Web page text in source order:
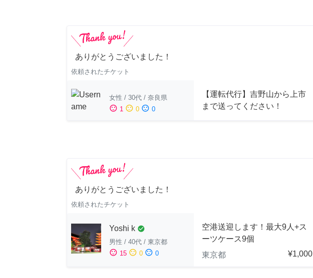
ありがとうございました！
依頼されたチケット
女性 / 30代 / 奈良県
sentiment_satisfied 1 sentiment_neutral 0 sentiment_dissatisfied 0
【運転代行】吉野山から上市
まで送ってください！
ありがとうございました！
依頼されたチケット
Yoshi k check_circle
男性 / 40代 / 東京都
sentiment_satisfied 15 sentiment_neutral 0 sentiment_dissatisfied 0
空港送迎します！最大9人+ス
ーツケース9個
東京都
¥1,000